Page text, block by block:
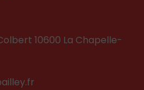
10600 La Chapelle-